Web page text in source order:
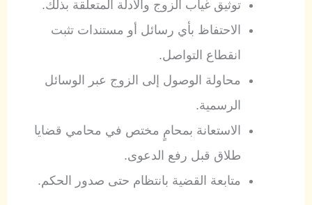
توثيق غياب الزوج والأدلة المتعلقة بذلك.
الاحتفاظ بأي رسائل أو مستندات تثبت
انقطاع التواصل.
محاولة الوصول إلى الزوج عبر الوسائل
الرسمية.
الاستعانة بمحامٍ مختص في محامي قضايا
طلاق قبل رفع الدعوى.
متابعة القضية بانتظام حتى صدور الحكم.